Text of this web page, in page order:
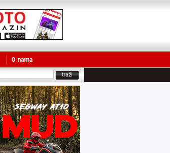
O nama